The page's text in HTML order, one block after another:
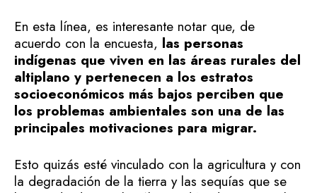
En esta línea, es interesante notar que, de
acuerdo con la encuesta, las personas
indígenas que viven en las áreas rurales del
altiplano y pertenecen a los estratos
socioeconómicos más bajos perciben que
los problemas ambientales son una de las
principales motivaciones para migrar.
Esto quizás esté vinculado con la agricultura y con
la degradación de la tierra y las sequías que se